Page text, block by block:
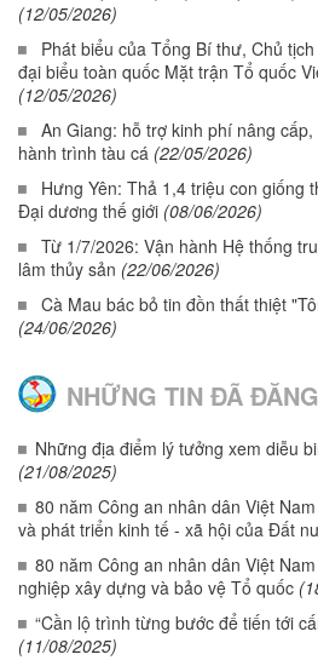
(12/05/2026)
Phát biểu của Tổng Bí thư, Chủ
đại biểu toàn quốc Mặt trận Tổ quốc
(12/05/2026)
An Giang: hỗ trợ kinh phí nâng
hành trình tàu cá (22/05/2026)
Hưng Yên: Thả 1,4 triệu con giống
Đại dương thế giới (08/06/2026)
Từ 1/7/2026: Vận hành Hệ thống
lâm thủy sản (22/06/2026)
Cà Mau bác bỏ tin đồn thất thiệt
(24/06/2026)
NHỮNG TIN ĐÃ ĐĂNG
Những địa điểm lý tưởng xem diễu
(21/08/2025)
80 năm Công an nhân dân Việt
và phát triển kinh tế - xã hội của Đất
80 năm Công an nhân dân Việt
nghiệp xây dựng và bảo vệ Tổ quốc
“Cần lộ trình từng bước để tiến tới
(11/08/2025)